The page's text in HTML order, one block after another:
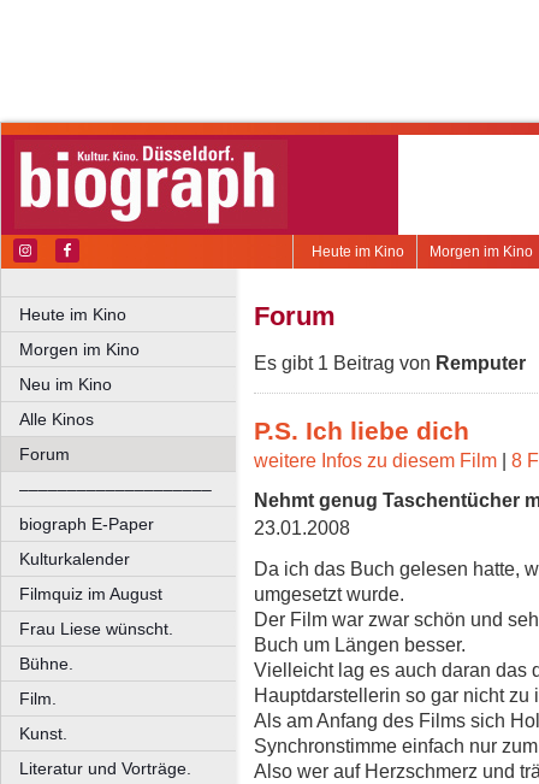
Morgen im Kino
Heute im Kino
Heute im Kino
Morgen im Kino
Neu im Kino
Alle Kinos
Forum
––––––––––––––––––––
biograph E-Paper
Kulturkalender
Filmquiz im August
Frau Liese wünscht.
Bühne.
Film.
Kunst.
Literatur und Vorträge.
Forum
Es gibt 1 Beitrag von Remputer
P.S. Ich liebe dich
weitere Infos zu diesem Film | 8
Nehmt genug Taschentücher
23.01.2008
Da ich das Buch gelesen hatte,
umgesetzt wurde.
Der Film war zwar schön und
Buch um Längen besser.
Vielleicht lag es auch daran das
Hauptdarstellerin so gar nicht zu
Als am Anfang des Films sich
Synchronstimme einfach nur
Also wer auf Herzschmerz und